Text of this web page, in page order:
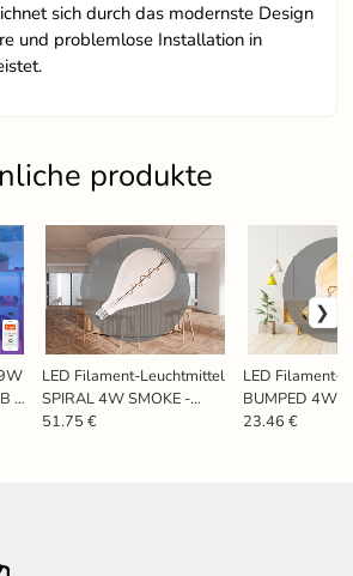
sich durch das modernste Design
und problemlose Installation in
produkte
-
LED Filament-Leuchtmittel
SPIRAL 4W SMOKE -
A165 / E27 / 2000K -
51.75 €
LED Filament-
BUMPED 4W
G125 / E27 /
23.46 €